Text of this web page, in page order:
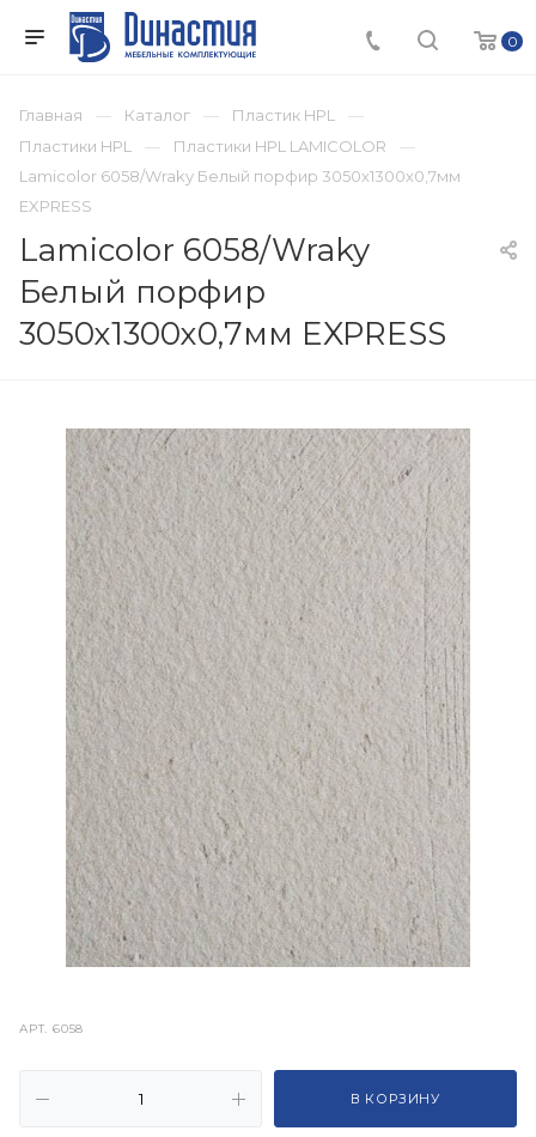
0
Главная Каталог
Пластик HPL
Пластики HPL
Пластики HPL LAMICOLOR
Lamicolor 6058/Wraky Белый порфир 3050х1300х0,7мм
EXPRESS
Lamicolor 6058/Wraky
Белый порфир
3050х1300х0,7мм EXPRESS
АРТ.6058
В КОРЗИНУ